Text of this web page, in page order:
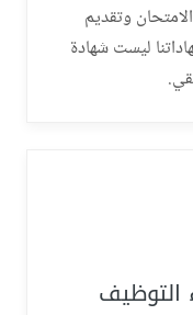
وتقديم
ليست شهادة
التوظيف